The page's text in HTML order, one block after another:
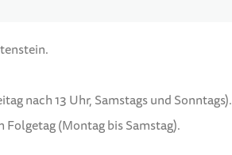
nach 13 Uhr, Samstags und Sonntags).
(Montag bis Samstag).